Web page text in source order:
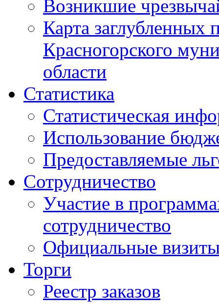
Возникшие
Карта
Красногорского
области
Статистика
Статистическая
Использование
Предоставляемые
Сотрудничество
Участие в
сотрудничество
Официальные
Торги
Реестр заказов